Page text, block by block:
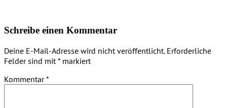
Schreibe einen Kommentar
Deine E-Mail-Adresse wird nicht veröffentlicht. Erforderliche
Felder sind mit* markiert
Kommentar*